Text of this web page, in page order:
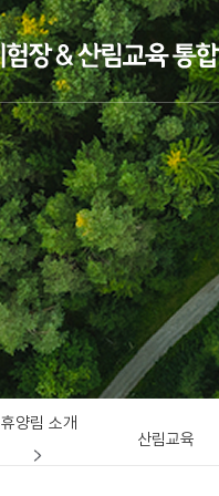
휴양림 소개
산림교육